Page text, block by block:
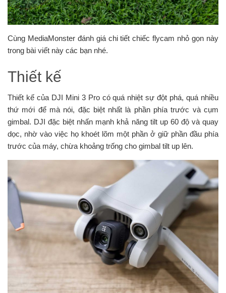
Cùng MediaMonster đánh giá chi tiết chiếc flycam nhỏ gọn này
trong bài viết này các bạn nhé.
Thiết kế
Thiết kế của DJI Mini 3 Pro có quá nhiệt sự đột phá, quá nhiều
thứ mới để mà nói, đặc biệt nhất là phần phía trước và cụm
gimbal. DJI đặc biệt nhấn mạnh khả năng tilt up 60 độ và quay
dọc, nhờ vào việc họ khoét lõm một phần ở giữ phần đầu phía
trước của máy, chừa khoảng trống cho gimbal tilt up lên.